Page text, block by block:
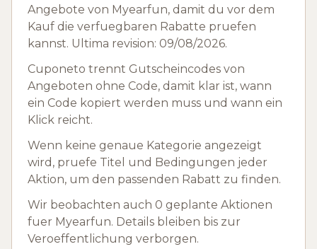
Angebote von Myearfun, damit du vor dem
Kauf die verfuegbaren Rabatte pruefen
kannst. Ultima revision: 09/08/2026.
Cuponeto trennt Gutscheincodes von
Angeboten ohne Code, damit klar ist, wann
ein Code kopiert werden muss und wann ein
Klick reicht.
Wenn keine genaue Kategorie angezeigt
wird, pruefe Titel und Bedingungen jeder
Aktion, um den passenden Rabatt zu finden.
Wir beobachten auch 0 geplante Aktionen
fuer Myearfun. Details bleiben bis zur
Veroeffentlichung verborgen.